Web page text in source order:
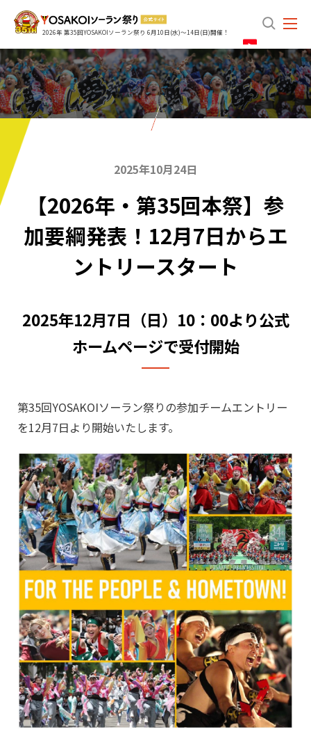
2026年 第35回YOSAKOIソーラン祭り 6月10日(水)～14日(日)開催！
search
2025年10月24日
【2026年・第35回本祭】参
加要綱発表！12月7日からエ
ントリースタート
2025年12月7日（日）10：00より公式
ホームページで受付開始
第35回YOSAKOIソーラン祭りの参加チームエントリー
を12月7日より開始いたします。